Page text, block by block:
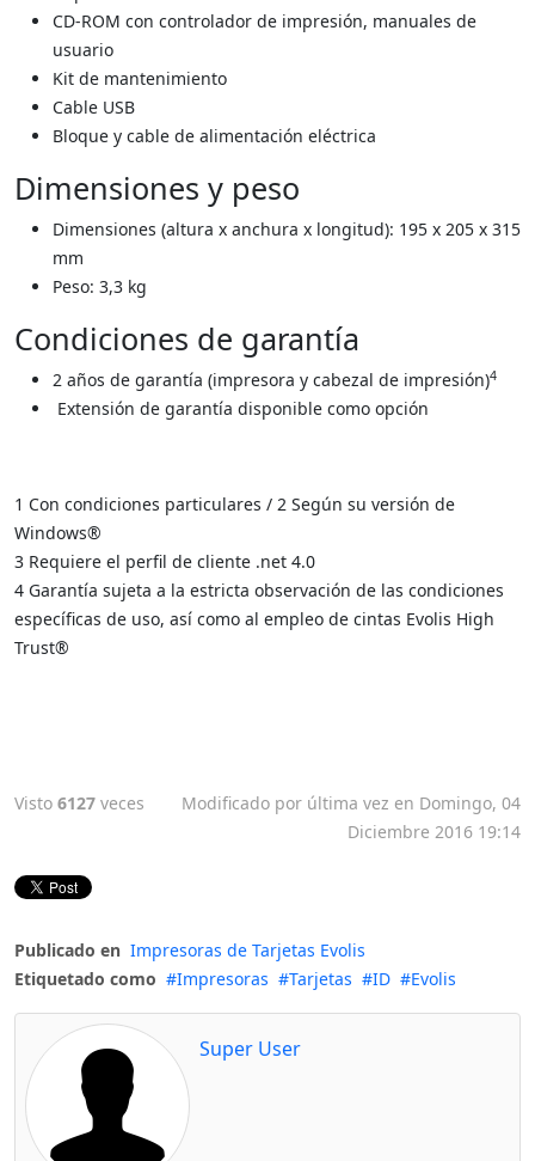
CD-ROM con controlador de impresión, manuales de
usuario
Kit de mantenimiento
Cable USB
Bloque y cable de alimentación eléctrica
Dimensiones y peso
Dimensiones (altura x anchura x longitud): 195 x 205 x 315
mm
Peso: 3,3 kg
Condiciones de garantía
2 años de garantía (impresora y cabezal de impresión)4
Extensión de garantía disponible como opción
1 Con condiciones particulares / 2 Según su versión de
Windows®
3 Requiere el perfil de cliente .net 4.0
4 Garantía sujeta a la estricta observación de las condiciones
específicas de uso, así como al empleo de cintas Evolis High
Trust®
Visto 6127 veces
Modificado por última vez en Domingo, 04
Diciembre 2016 19:14
Publicado en Impresoras de Tarjetas Evolis
Etiquetado como
Impresoras Tarjetas ID Evolis
Super User